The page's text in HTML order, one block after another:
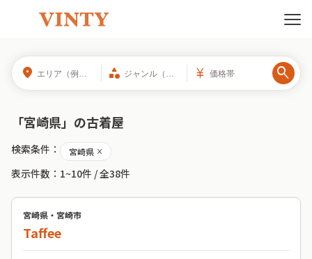
location_on category currency_yen search
「宮崎県」の古着屋
検索条件： 宮崎県 close
表示件数： 1~10件 / 全38件
宮崎県・宮崎市
Taffee